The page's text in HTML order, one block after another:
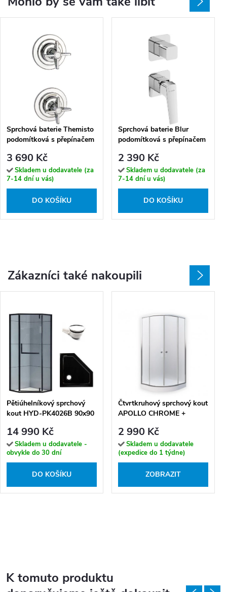
Sprchová baterie Themisto
podomítková s přepínačem
3 690 Kč
Skladem u dodavatele (za
7-14 dní u vás)
DO KOŠÍKU
Sprchová baterie Blur
podomítková s přepínačem
2 390 Kč
Skladem u dodavatele (za
7-14 dní u vás)
DO KOŠÍKU
Zákazníci také nakoupili
Pětiúhelníkový sprchový
kout HYD-PK4026B 90x90
vanička HYD-PSV-ST07B
černá
14 990 Kč
Skladem u dodavatele -
obvykle do 30 dní
DO KOŠÍKU
Čtvrtkruhový sprchový kout
APOLLO CHROME +
2 990 Kč
Skladem u dodavatele
(expedice do 1 týdne)
ZOBRAZIT
K tomuto produktu